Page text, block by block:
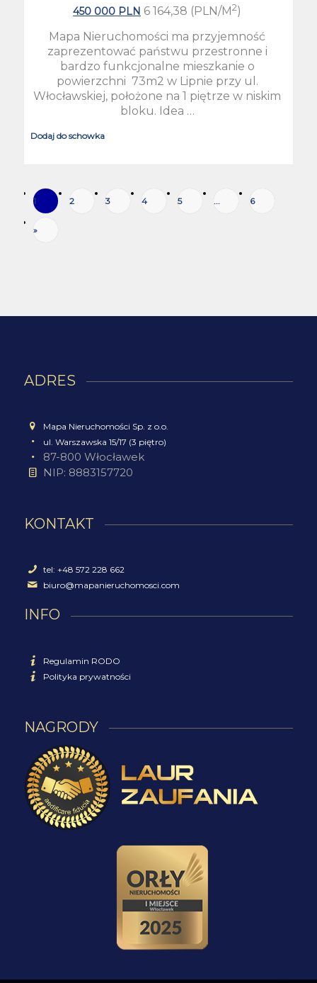
450 000 PLN 6 164,38 (PLN/M2)
Mapa Nieruchomości ma przyjemność
zaprezentować państwu przestronne i
bardzo funkcjonalne mieszkanie o
powierzchni 73m2 w Lipnie przy ul.
Włocławskiej, położone na 1 piętrze w niskim
bloku. Idea …
Dodaj do schowka
1 2 3 4 5 ... 6
»
ADRES
Mapa Nieruchomości Sp. z o.o.
ul. Warszawska 15/17 (3 piętro)
87-800 Włocławek
NIP: 8883157720
KONTAKT
tel: +48 572 228 662
biuro@mapanieruchomosci.com
INFO
Regulamin RODO
Polityka prywatności
NAGRODY